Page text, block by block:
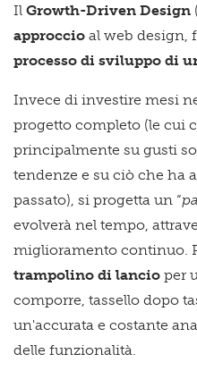
Il Growth-Driven Design
approccio al web design,
processo di sviluppo di
Invece di investire mesi
progetto completo (le cui
principalmente su gusti
tendenze e su ciò che ha
passato), si progetta un “
evolverà nel tempo,
miglioramento continuo.
trampolino di lancio per
comporre, tassello dopo
un'accurata e costante
delle funzionalità.